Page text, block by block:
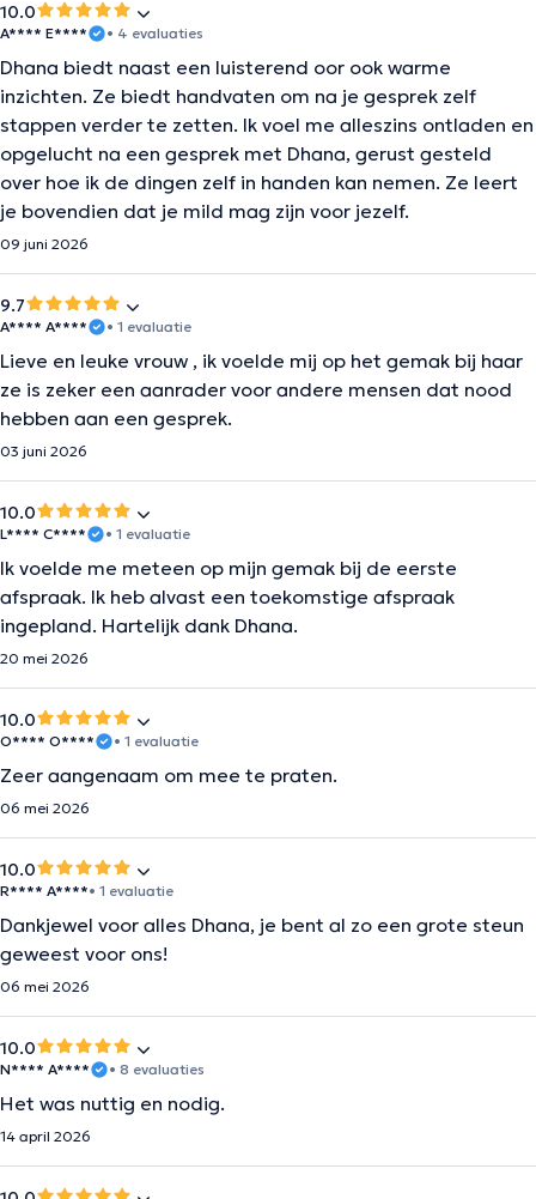
10.0
A**** E**** • 4 evaluaties
Dhana biedt naast een luisterend oor ook warme
inzichten. Ze biedt handvaten om na je gesprek zelf
stappen verder te zetten. Ik voel me alleszins ontladen en
opgelucht na een gesprek met Dhana, gerust gesteld
over hoe ik de dingen zelf in handen kan nemen. Ze leert
je bovendien dat je mild mag zijn voor jezelf.
09 juni 2026
9.7
A**** A**** • 1 evaluatie
Lieve en leuke vrouw , ik voelde mij op het gemak bij haar
ze is zeker een aanrader voor andere mensen dat nood
hebben aan een gesprek.
03 juni 2026
10.0
L**** C**** • 1 evaluatie
Ik voelde me meteen op mijn gemak bij de eerste
afspraak. Ik heb alvast een toekomstige afspraak
ingepland. Hartelijk dank Dhana.
20 mei 2026
10.0
O**** O**** • 1 evaluatie
Zeer aangenaam om mee te praten.
06 mei 2026
10.0
R**** A****• 1 evaluatie
Dankjewel voor alles Dhana, je bent al zo een grote steun
geweest voor ons!
06 mei 2026
10.0
N**** A**** • 8 evaluaties
Het was nuttig en nodig.
14 april 2026